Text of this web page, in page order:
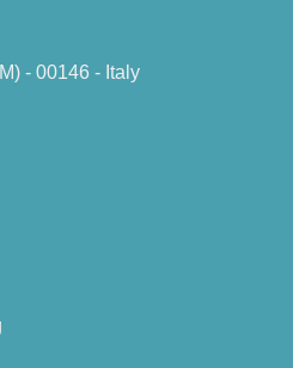
- 00146 - Italy